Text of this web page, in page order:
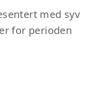
med syv
for perioden